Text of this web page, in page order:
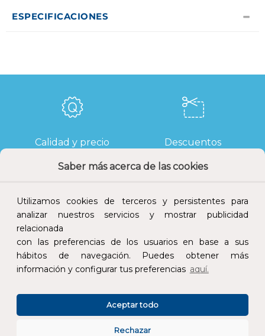
Saber más acerca de las cookies
Utilizamos cookies de terceros y persistentes para
analizar nuestros servicios y mostrar publicidad
relacionada
con las preferencias de los usuarios en base a sus
hábitos de navegación. Puedes obtener más
información y configurar tus preferencias aquí.
Rechazar
Aceptar todo
ESPECIFICACIONES
Calidad y precio Descuentos
Devoluciones Pago seguro